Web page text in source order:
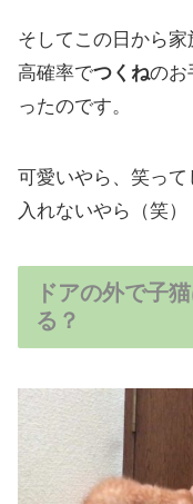
そしてこの日から
高確率でつくねのお
ったのです。
可愛いやら、笑っ
入れないやら（笑）
ドアの外で子
る？